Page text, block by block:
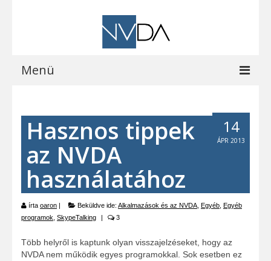
Menü
A programról
Letöltések
Vocalizer vásárlás
Blog
Elérhetőségeink
14
ÁPR 2013
Hasznos tippek
az NVDA
használatához
írta oaron | Beküldve ide: Alkalmazások és az NVDA Egyéb Egyéb
programok SkypeTalking | 3
Több helyről is kaptunk olyan visszajelzéseket, hogy az
NVDA nem működik egyes programokkal. Sok esetben ez